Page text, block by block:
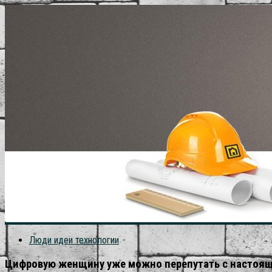
Люди идеи технологии
Цифровую женщину уже можно перепутать с